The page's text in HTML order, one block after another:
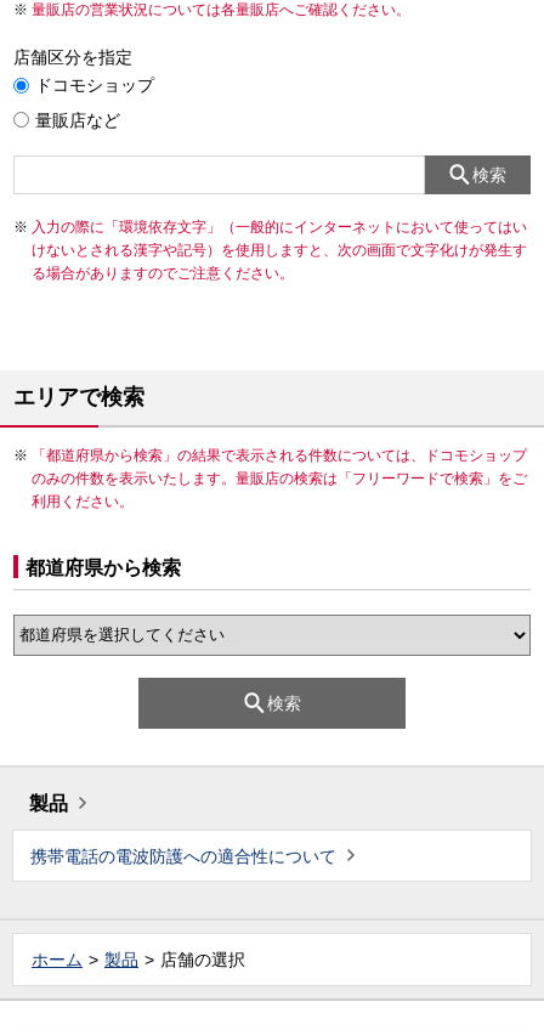
量販店の営業状況については各量販店へご確認ください。
店舗区分を指定
ドコモショップ
量販店など
検索
入力の際に「環境依存文字」（一般的にインターネットにおいて使ってはい
けないとされる漢字や記号）を使用しますと、次の画面で文字化けが発生す
る場合がありますのでご注意ください。
エリアで検索
「都道府県から検索」の結果で表示される件数については、ドコモショップ
のみの件数を表示いたします。量販店の検索は「フリーワードで検索」をご
利用ください。
都道府県から検索
検索
製品
携帯電話の電波防護への適合性について
ホーム 製品 店舗の選択